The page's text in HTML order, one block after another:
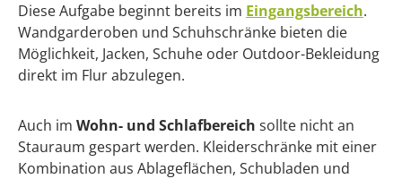
Diese Aufgabe beginnt bereits im Eingangsbereich.
Wandgarderoben und Schuhschränke bieten die
Möglichkeit, Jacken, Schuhe oder Outdoor-Bekleidung
direkt im Flur abzulegen.
Auch im Wohn- und Schlafbereich sollte nicht an
Stauraum gespart werden. Kleiderschränke mit einer
Kombination aus Ablageflächen, Schubladen und